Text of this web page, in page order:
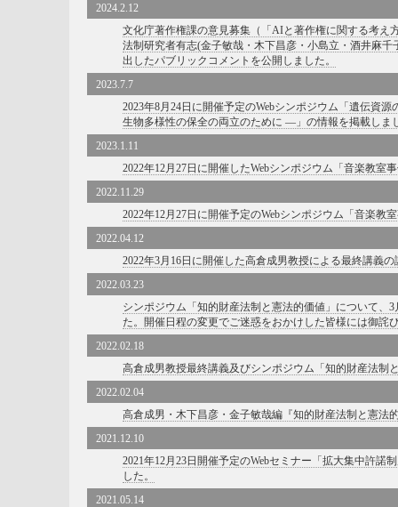
2024.2.12
文化庁著作権課の意見募集（「AIと著作権に関する考え
法制研究者有志(金子敏哉・木下昌彦・小島立・酒井麻
出したパブリックコメントを公開しました。
2023.7.7
2023年8月24日に開催予定のWebシンポジウム「遺伝資
生物多様性の保全の両立のために ―」の情報を掲載しま
2023.1.11
2022年12月27日に開催したWebシンポジウム「音楽教
2022.11.29
2022年12月27日に開催予定のWebシンポジウム「音楽教
2022.04.12
2022年3月16日に開催した高倉成男教授による最終講義
2022.03.23
シンポジウム「知的財産法制と憲法的価値」について、
た。開催日程の変更でご迷惑をおかけした皆様には御詫
2022.02.18
高倉成男教授最終講義及びシンポジウム「知的財産法制
2022.02.04
高倉成男・木下昌彦・金子敏哉編『知的財産法制と憲法
2021.12.10
2021年12月23日開催予定のWebセミナー「拡大集中許
した。
2021.05.14